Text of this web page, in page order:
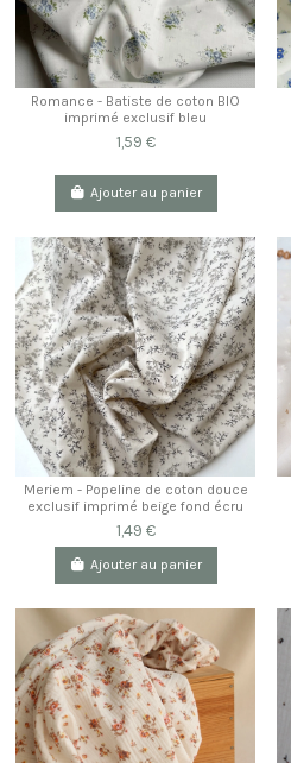
Romance - Batiste de coton BIO
imprimé exclusif bleu
1,59 €
Ajouter au panier
Meriem - Popeline de coton douce
exclusif imprimé beige fond écru
1,49 €
Ajouter au panier